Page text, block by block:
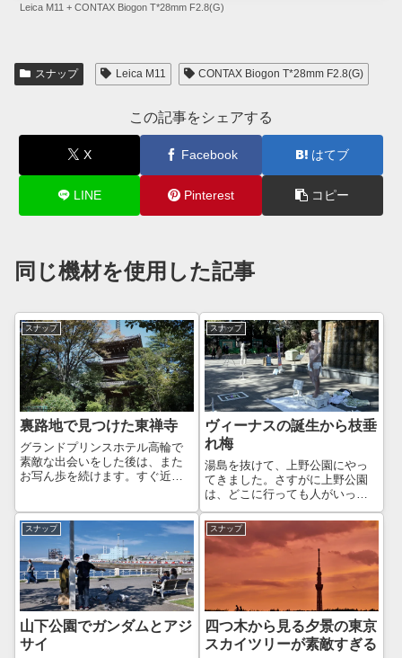
Leica M11 + CONTAX Biogon T*28mm F2.8(G)
スナップ Leica M11 CONTAX Biogon T*28mm F2.8(G)
この記事をシェアする
X Facebook はてブ
LINE Pinterest コピー
同じ機材を使用した記事
スナップ
裏路地で見つけた東禅寺
グランドプリンスホテル高輪で
素敵な出会いをした後は、また
お写ん歩を続けます。すぐ近く
日だからか、結構多くの家族連
れで賑わっていましたね。Leica
M11 + LIGHT LENS L...
スナップ
ヴィーナスの誕生から枝垂
れ梅
湯島を抜けて、上野公園にやっ
てきました。さすがに上野公園
は、どこに行っても人がいっぱ
いですね！ほとんどがインバウ
ンドと思われますが、戦国武将
EXPO2025をやっていた影響が
あったのかもしれません。上野
公園に入口を歩いていたら…
Leica ...
スナップ
山下公園でガンダムとアジ
サイ
スナップ
四つ木から見る夕景の東京
スカイツリーが素敵すぎる